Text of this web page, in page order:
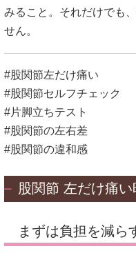
みること。それだけでも
せん。
#股関節左だけ痛い
#股関節セルフチェック
#片脚立ちテスト
#股関節の左右差
#股関節の違和感
股関節 左だけ痛
まずは負担を減ら